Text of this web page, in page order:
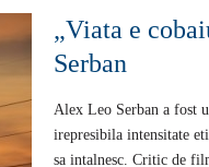
„Viata e
Serban
Alex Leo Serban a fost
irepresibila intensitate
sa intalnesc. Critic de